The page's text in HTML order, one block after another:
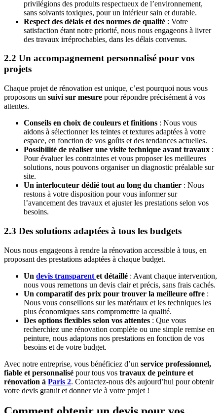
privilégions des produits respectueux de l’environnement,
sans solvants toxiques, pour un intérieur sain et durable.
Respect des délais et des normes de qualité : Votre
satisfaction étant notre priorité, nous nous engageons à livrer
des travaux irréprochables, dans les délais convenus.
2.2 Un accompagnement personnalisé pour vos
projets
Chaque projet de rénovation est unique, c’est pourquoi nous vous
proposons un suivi sur mesure pour répondre précisément à vos
attentes.
Conseils en choix de couleurs et finitions : Nous vous
aidons à sélectionner les teintes et textures adaptées à votre
espace, en fonction de vos goûts et des tendances actuelles.
Possibilité de réaliser une visite technique avant travaux :
Pour évaluer les contraintes et vous proposer les meilleures
solutions, nous pouvons organiser un diagnostic préalable sur
site.
Un interlocuteur dédié tout au long du chantier : Nous
restons à votre disposition pour vous informer sur
l’avancement des travaux et ajuster les prestations selon vos
besoins.
2.3 Des solutions adaptées à tous les budgets
Nous nous engageons à rendre la rénovation accessible à tous, en
proposant des prestations adaptées à chaque budget.
Un devis transparent et détaillé : Avant chaque intervention,
nous vous remettons un devis clair et précis, sans frais cachés.
Un comparatif des prix pour trouver la meilleure offre :
Nous vous conseillons sur les matériaux et les techniques les
plus économiques sans compromettre la qualité.
Des options flexibles selon vos attentes : Que vous
recherchiez une rénovation complète ou une simple remise en
peinture, nous adaptons nos prestations en fonction de vos
besoins et de votre budget.
Avec notre entreprise, vous bénéficiez d’un service professionnel,
fiable et personnalisé pour tous vos travaux de peinture et
rénovation à Paris 2. Contactez-nous dès aujourd’hui pour obtenir
votre devis gratuit et donner vie à votre projet !